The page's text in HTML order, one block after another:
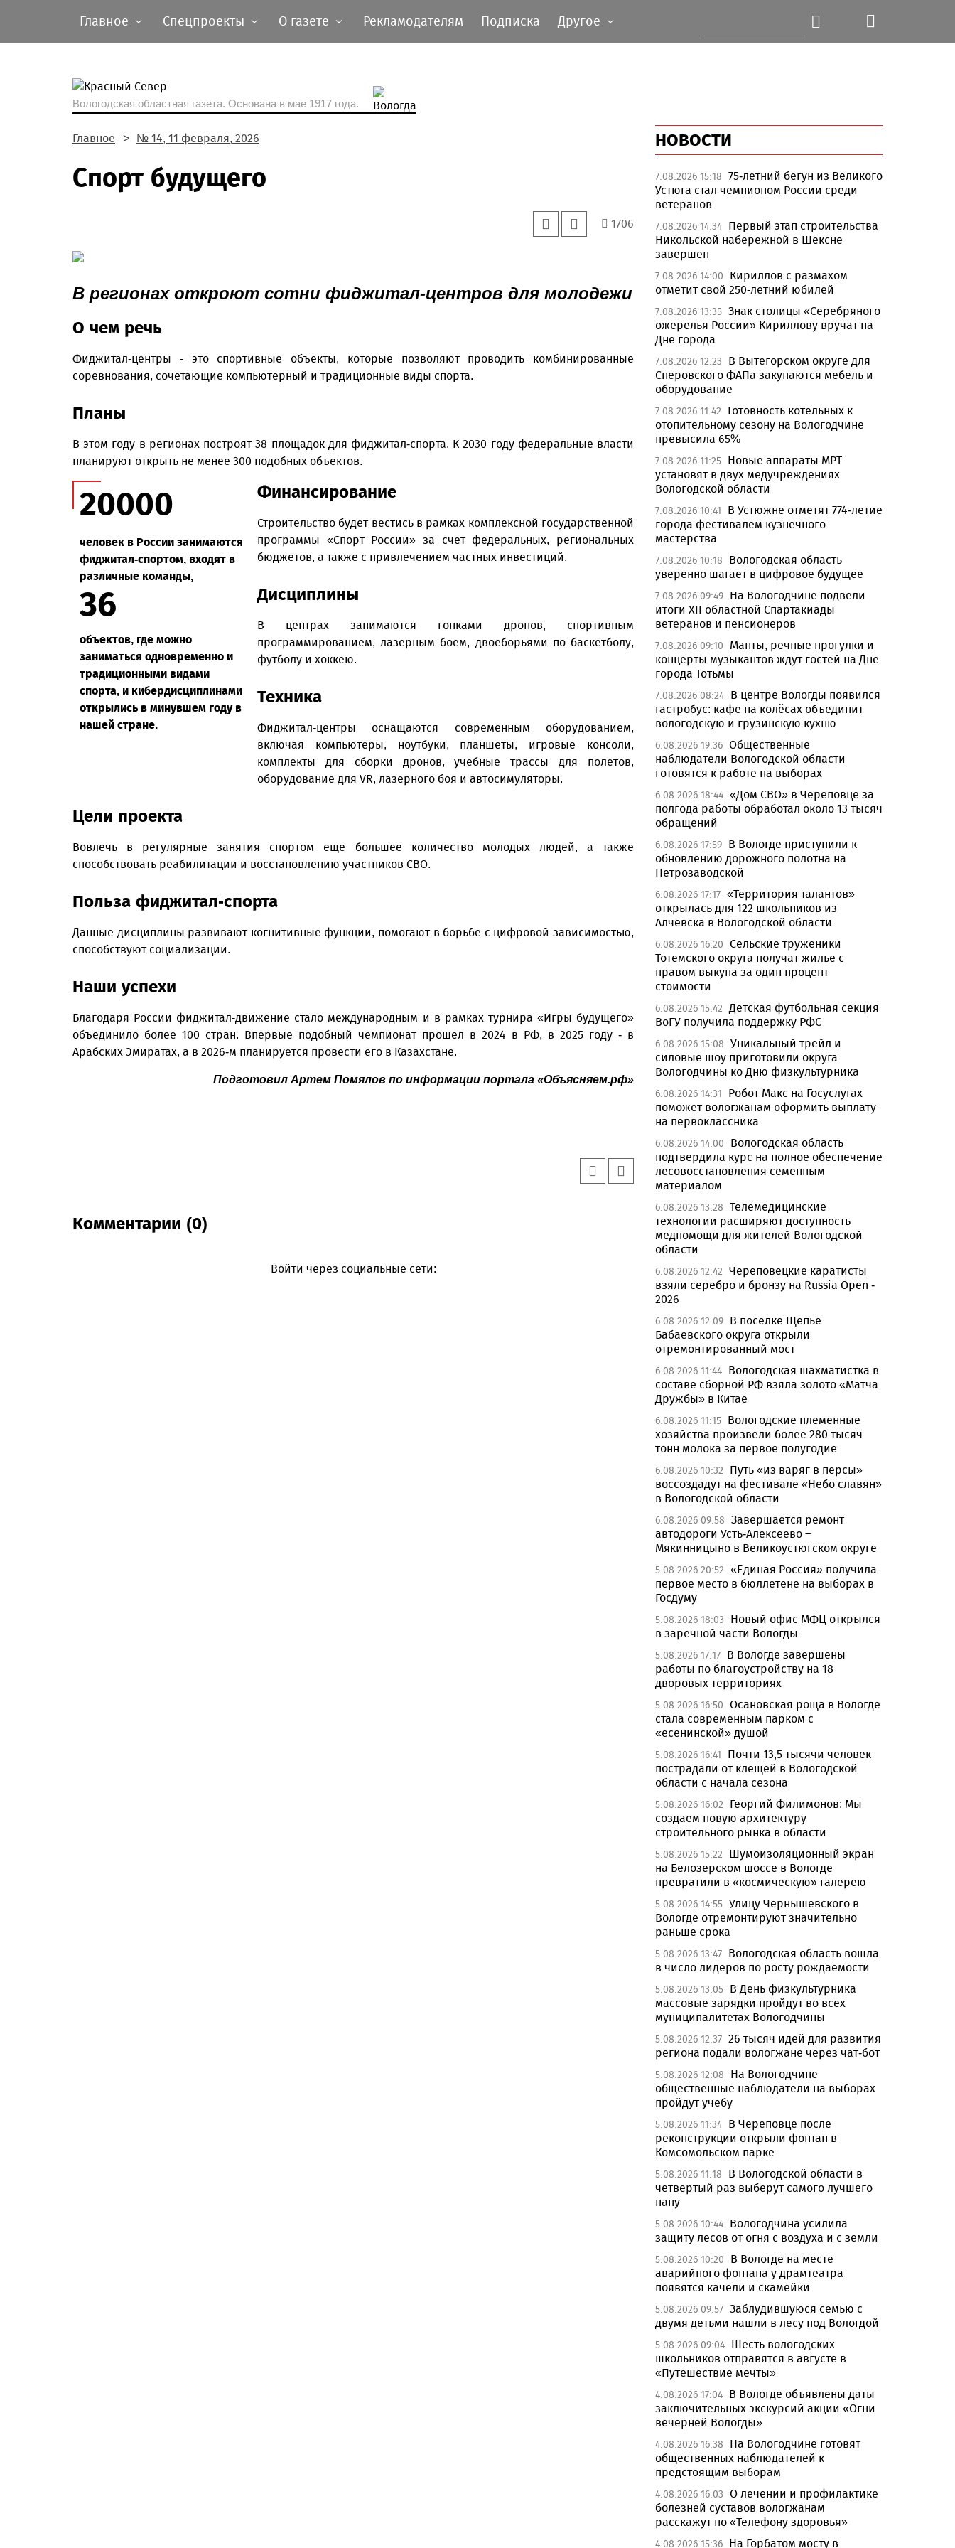
Главное Спецпроекты О газете Рекламодателям Подписка Другое
Вологодская областная газета. Основана в мае 1917 года.
Главное № 14, 11 февраля, 2026
Спорт будущего
1706
В регионах откроют сотни фиджитал-центров для молодежи
О чем речь
Фиджитал-центры - это спортивные объекты, которые позволяют проводить комбинированные
соревнования, сочетающие компьютерный и традиционные виды спорта.
Планы
В этом году в регионах построят 38 площадок для фиджитал-спорта. К 2030 году федеральные власти
планируют открыть не менее 300 подобных объектов.
20000
человек в России занимаются
фиджитал-спортом, входят в
различные команды,
36
объектов, где можно
заниматься одновременно и
традиционными видами
спорта, и кибердисциплинами
открылись в минувшем году в
нашей стране.
Финансирование
Строительство будет вестись в рамках комплексной государственной
программы «Спорт России» за счет федеральных, региональных
бюджетов, а также с привлечением частных инвестиций.
Дисциплины
В центрах занимаются гонками дронов, спортивным
программированием, лазерным боем, двоеборьями по баскетболу,
футболу и хоккею.
Техника
Фиджитал-центры оснащаются современным оборудованием,
включая компьютеры, ноутбуки, планшеты, игровые консоли,
комплекты для сборки дронов, учебные трассы для полетов,
оборудование для VR, лазерного боя и автосимуляторы.
Цели проекта
Вовлечь в регулярные занятия спортом еще большее количество молодых людей, а также
способствовать реабилитации и восстановлению участников СВО.
Польза фиджитал-спорта
Данные дисциплины развивают когнитивные функции, помогают в борьбе с цифровой зависимостью,
способствуют социализации.
Наши успехи
Благодаря России фиджитал-движение стало международным и в рамках турнира «Игры будущего»
объединило более 100 стран. Впервые подобный чемпионат прошел в 2024 в РФ, в 2025 году - в
Арабских Эмиратах, а в 2026-м планируется провести его в Казахстане.
Подготовил Артем Помялов по информации портала «Объясняем.рф»
Комментарии (0)
Войти через социальные сети:
НОВОСТИ
7.08.2026 15:18 75-летний бегун из Великого
Устюга стал чемпионом России среди
ветеранов
7.08.2026 14:34 Первый этап строительства
Никольской набережной в Шексне
завершен
7.08.2026 14:00
Кириллов с размахом
отметит свой 250-летний юбилей
7.08.2026 13:35 Знак столицы «Серебряного
ожерелья России» Кириллову вручат на
Дне города
7.08.2026 12:23
В Вытегорском округе для
Сперовского ФАПа закупаются мебель и
оборудование
7.08.2026 11:42
Готовность котельных к
отопительному сезону на Вологодчине
превысила 65%
7.08.2026 11:25 Новые аппараты МРТ
установят в двух медучреждениях
Вологодской области
7.08.2026 10:41
В Устюжне отметят 774-летие
города фестивалем кузнечного
мастерства
7.08.2026 10:18
Вологодская область
уверенно шагает в цифровое будущее
7.08.2026 09:49 На Вологодчине подвели
итоги XII областной Спартакиады
ветеранов и пенсионеров
7.08.2026 09:10
Манты, речные прогулки и
концерты музыкантов ждут гостей на Дне
города Тотьмы
7.08.2026 08:24 В центре Вологды появился
гастробус: кафе на колёсах объединит
вологодскую и грузинскую кухню
6.08.2026 19:36 Общественные
наблюдатели Вологодской области
готовятся к работе на выборах
6.08.2026 18:44 «Дом СВО» в Череповце за
полгода работы обработал около 13 тысяч
обращений
6.08.2026 17:59 В Вологде приступили к
обновлению дорожного полотна на
Петрозаводской
6.08.2026 17:17 «Территория талантов»
открылась для 122 школьников из
Алчевска в Вологодской области
6.08.2026 16:20 Сельские труженики
Тотемского округа получат жилье с
правом выкупа за один процент
стоимости
6.08.2026 15:42 Детская футбольная секция
ВоГУ получила поддержку РФС
6.08.2026 15:08 Уникальный трейл и
силовые шоу приготовили округа
Вологодчины ко Дню физкультурника
6.08.2026 14:31
Робот Макс на Госуслугах
поможет вологжанам оформить выплату
на первоклассника
6.08.2026 14:00
Вологодская область
подтвердила курс на полное обеспечение
лесовосстановления семенным
материалом
6.08.2026 13:28 Телемедицинские
технологии расширяют доступность
медпомощи для жителей Вологодской
области
6.08.2026 12:42 Череповецкие каратисты
взяли серебро и бронзу на Russia Open -
2026
6.08.2026 12:09 В поселке Щепье
Бабаевского округа открыли
отремонтированный мост
6.08.2026 11:44 Вологодская шахматистка в
составе сборной РФ взяла золото «Матча
Дружбы» в Китае
6.08.2026 11:15 Вологодские племенные
хозяйства произвели более 280 тысяч
тонн молока за первое полугодие
6.08.2026 10:32
Путь «из варяг в персы»
воссоздадут на фестивале «Небо славян»
в Вологодской области
6.08.2026 09:58 Завершается ремонт
автодороги Усть-Алексеево –
Мякинницыно в Великоустюгском округе
5.08.2026 20:52 «Единая Россия» получила
первое место в бюллетене на выборах в
Госдуму
5.08.2026 18:03
Новый офис МФЦ открылся
в заречной части Вологды
5.08.2026 17:17 В Вологде завершены
работы по благоустройству на 18
дворовых территориях
5.08.2026 16:50 Осановская роща в Вологде
стала современным парком с
«есенинской» душой
5.08.2026 16:41
Почти 13,5 тысячи человек
пострадали от клещей в Вологодской
области с начала сезона
5.08.2026 16:02
Георгий Филимонов: Мы
создаем новую архитектуру
строительного рынка в области
5.08.2026 15:22
Шумоизоляционный экран
на Белозерском шоссе в Вологде
превратили в «космическую» галерею
5.08.2026 14:55 Улицу Чернышевского в
Вологде отремонтируют значительно
раньше срока
5.08.2026 13:47 Вологодская область вошла
в число лидеров по росту рождаемости
5.08.2026 13:05 В День физкультурника
массовые зарядки пройдут во всех
муниципалитетах Вологодчины
5.08.2026 12:37 26 тысяч идей для развития
региона подали вологжане через чат-бот
5.08.2026 12:08
На Вологодчине
общественные наблюдатели на выборах
пройдут учебу
5.08.2026 11:34 В Череповце после
реконструкции открыли фонтан в
Комсомольском парке
5.08.2026 11:18
В Вологодской области в
четвертый раз выберут самого лучшего
папу
5.08.2026 10:44 Вологодчина усилила
защиту лесов от огня с воздуха и с земли
5.08.2026 10:20
В Вологде на месте
аварийного фонтана у драмтеатра
появятся качели и скамейки
5.08.2026 09:57 Заблудившуюся семью с
двумя детьми нашли в лесу под Вологдой
5.08.2026 09:04 Шесть вологодских
школьников отправятся в августе в
«Путешествие мечты»
4.08.2026 17:04 В Вологде объявлены даты
заключительных экскурсий акции «Огни
вечерней Вологды»
4.08.2026 16:38
На Вологодчине готовят
общественных наблюдателей к
предстоящим выборам
4.08.2026 16:03 О лечении и профилактике
болезней суставов вологжанам
расскажут по «Телефону здоровья»
4.08.2026 15:36 На Горбатом мосту в